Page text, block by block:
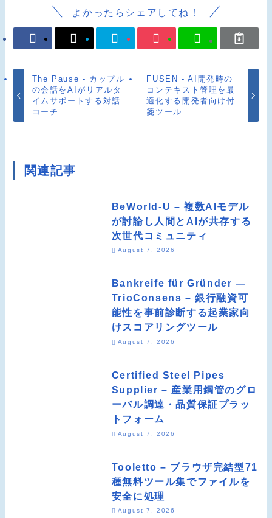
よかったらシェアしてね！
The Pause - カップル
の会話をAIがリアルタ
イムサポートする対話
コーチ
FUSEN - AI開発時の
コンテキスト管理を最
適化する開発者向け付
箋ツール
関連記事
BeWorld-U – 複数AIモデル
が討論し人間とAIが共存する
次世代コミュニティ
August 7, 2026
Bankreife für Gründer —
TrioConsens – 銀行融資可
能性を事前診断する起業家向
けスコアリングツール
August 7, 2026
Certified Steel Pipes
Supplier – 産業用鋼管のグロ
ーバル調達・品質保証プラッ
トフォーム
August 7, 2026
Tooletto – ブラウザ完結型71
種無料ツール集でファイルを
安全に処理
August 7, 2026